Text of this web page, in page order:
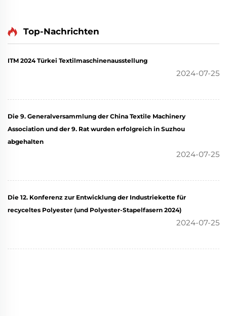
Top-Nachrichten
ITM 2024 Türkei Textilmaschinenausstellung
2024-07-25
Die 9. Generalversammlung der China Textile Machinery
Association und der 9. Rat wurden erfolgreich in Suzhou
abgehalten
2024-07-25
Die 12. Konferenz zur Entwicklung der Industriekette für
recyceltes Polyester (und Polyester-Stapelfasern 2024)
2024-07-25